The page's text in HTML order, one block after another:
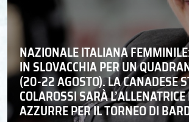
NAZIONALE ITALIANA
IN SLOVACCHIA PER UN
(20-22 AGOSTO). LA CANADESE
COLAROSSI SARÀ
AZZURRE PER IL TORNEO DI